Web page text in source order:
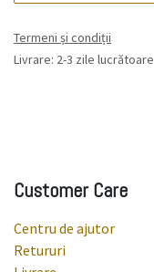
Termeni și condiții
Livrare: 2-3 zile lucrătoare
Customer Care
Centru de ajutor
Retururi